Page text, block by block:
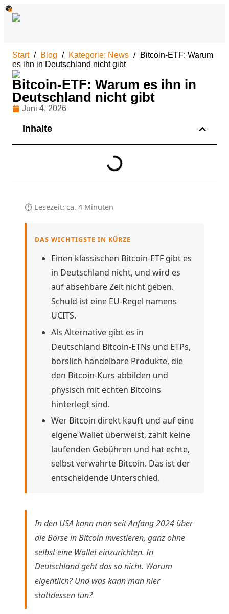
Start Blog Kategorie: News
Bitcoin-ETF: Warum
es ihn in Deutschland nicht gibt
Bitcoin-ETF: Warum es ihn in
Deutschland nicht gibt
Juni 4, 2026
Inhalte
⏱ Lesezeit: ca. 4 Minuten
DAS WICHTIGSTE IN KÜRZE
Einen klassischen Bitcoin-ETF gibt es
in Deutschland nicht, und wird es
auf absehbare Zeit nicht geben.
Schuld ist eine EU-Regel namens
UCITS.
Als Alternative gibt es in
Deutschland Bitcoin-ETNs und ETPs,
börslich handelbare Produkte, die
den Bitcoin-Kurs abbilden und
physisch mit echten Bitcoins
hinterlegt sind.
Wer Bitcoin direkt kauft und auf eine
eigene Wallet überweist, zahlt keine
laufenden Gebühren und hat echte,
selbst verwahrte Bitcoin. Das ist der
entscheidende Unterschied.
In den USA kann man seit Anfang 2024 über
die Börse in Bitcoin investieren, ganz ohne
selbst eine Wallet einzurichten. In
Deutschland geht das so nicht. Warum
eigentlich? Und was kann man hier
stattdessen tun?